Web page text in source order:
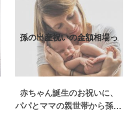
孫の出産祝いの金額相場っ
て？出産祝い…
赤ちゃん誕生のお祝いに、
パパとママの親世帯から孫誕